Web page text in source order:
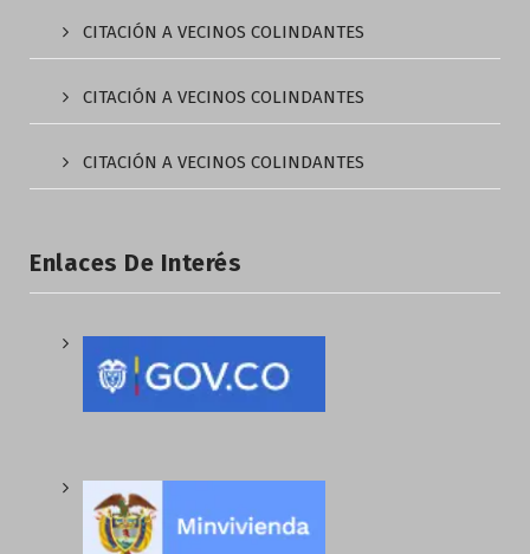
CITACIÓN A VECINOS COLINDANTES
CITACIÓN A VECINOS COLINDANTES
CITACIÓN A VECINOS COLINDANTES
Enlaces De Interés